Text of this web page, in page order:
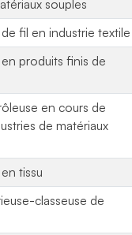
souples
fil en industrie textile
produits finis de
en cours de
de matériaux
tissu
classeuse de